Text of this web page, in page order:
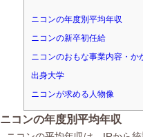
ニコンの年度別平均年収
ニコンの新卒初任給
ニコンのおもな事業内容・か
出身大学
ニコンが求める人物像
ニコンの年度別平均年収